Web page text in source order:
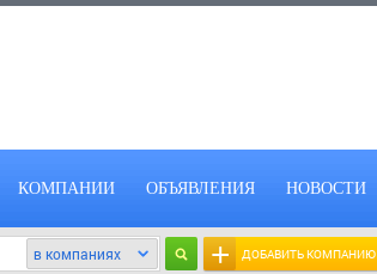
КОМПАНИИ ОБЪЯВЛЕНИЯ НОВОСТИ
+ ДОБАВИТЬ КОМПАНИЮ